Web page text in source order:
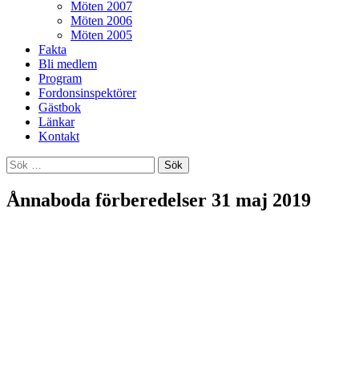
Möten 2007
Möten 2006
Möten 2005
Fakta
Bli medlem
Program
Fordonsinspektörer
Gästbok
Länkar
Kontakt
Sök
efter:
Ånnaboda förberedelser 31 maj 2019